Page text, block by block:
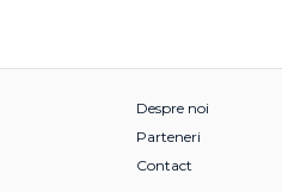
Despre noi
Parteneri
Contact